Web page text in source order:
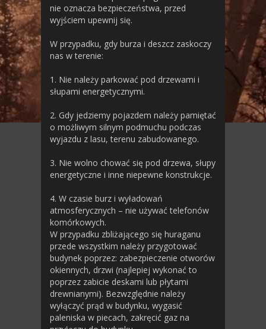
nie oznacza bezpieczeństwa, przed
wyjściem upewnij się.
W przypadku, gdy burza i deszcz zaskoczy
nas w terenie:
1. Nie należy parkować pod drzewami i
słupami energetycznymi.
2. Gdy jedziemy pojazdem należy pamiętać
o możliwym silnym podmuchu podczas
wyjazdu z lasu, terenu zabudowanego.
3. Nie wolno chować się pod drzewa, słupy
energetyczne i inne niepewne konstrukcje.
4. W czasie burz i wyładowań
atmosferycznych – nie używać telefonów
komórkowych.
W przypadku zbliżającego się huraganu
przede wszystkim należy przygotować
budynek poprzez: zabezpieczenie otworów
okiennych, drzwi (najlepiej wykonać to
poprzez zabicie deskami lub płytami
drewnianymi). Bezwzględnie należy
wyłączyć prąd w budynku, wygasić
paleniska w piecach, zakręcić gaz na